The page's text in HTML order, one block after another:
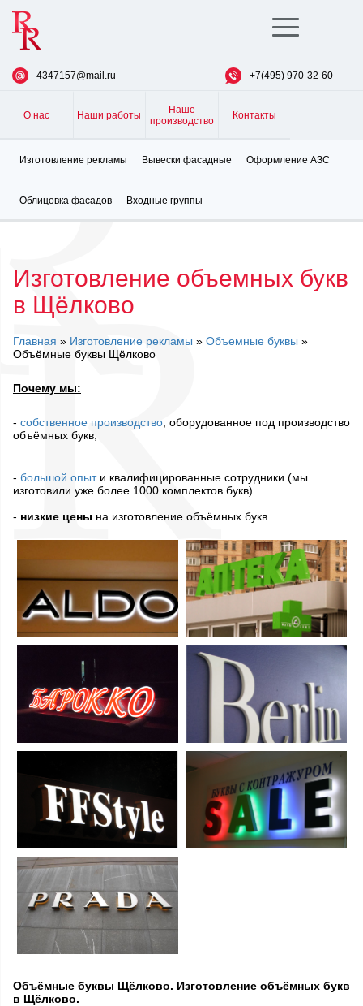
Toggle
navigation
4347157@mail.ru +7(495) 970-32-60
О нас Наши работы
Наше
производство
Контакты
Изготовление рекламы Вывески фасадные Оформление АЗС
Облицовка фасадов Входные группы
Изготовление объемных букв
в Щёлково
Главная » Изготовление рекламы » Объемные буквы »
Объёмные буквы Щёлково
Почему мы:
- собственное производство , оборудованное под производство
объёмных букв;
- большой опыт и квалифицированные сотрудники (мы
изготовили уже более 1000 комплектов букв).
- низкие цены на изготовление объёмных букв.
Объёмные буквы Щёлково. Изготовление объёмных букв
в Щёлково.